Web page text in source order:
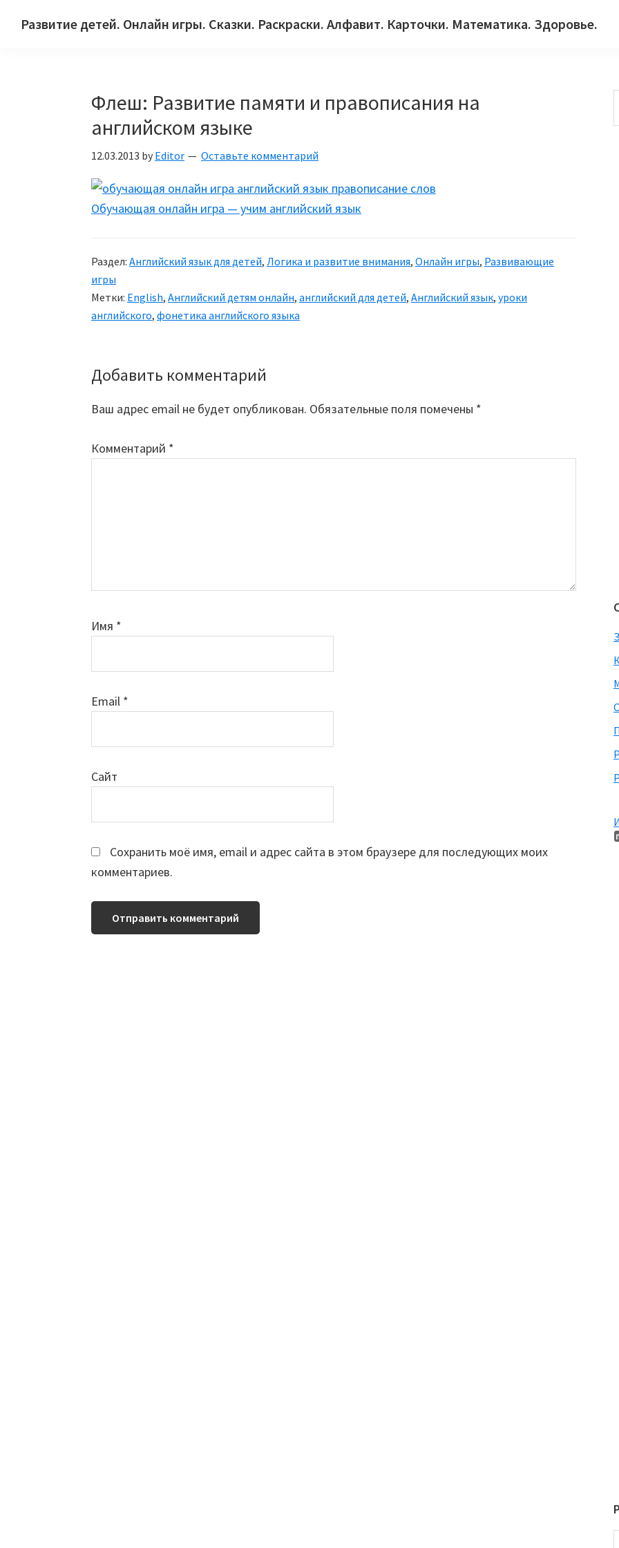
Развитие детей. Онлайн игры. Сказки. Раскраски. Алфавит. Карточки. Математика. Здоровье.
Флеш: Развитие памяти и правописания на
английском языке
12.03.2013 by Editor Оставьте комментарий
Обучающая онлайн игра — учим английский язык
Раздел: Английский язык для детей, Логика и развитие внимания, Онлайн игры, Развивающие
игры
Метки: English, Английский детям онлайн, английский для детей, Английский язык, уроки
английского, фонетика английского языка
Reader
Interactions
Добавить комментарий
Ваш адрес email не будет опубликован. Обязательные поля помечены *
Комментарий *
Имя *
Email *
Сайт
Сохранить моё имя, email и адрес сайта в этом браузере для последующих моих
комментариев.